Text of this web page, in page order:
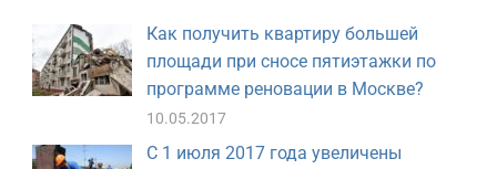
Как получить квартиру большей
площади при сносе пятиэтажки по
программе реновации в Москве?
10.05.2017
С 1 июля 2017 года увеличены